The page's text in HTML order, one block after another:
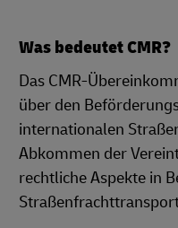
Was bedeutet CMR?
Das CMR-
über den
internationalen
Abkommen der
rechtliche Aspekte in